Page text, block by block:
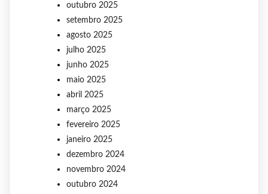
outubro 2025
setembro 2025
agosto 2025
julho 2025
junho 2025
maio 2025
abril 2025
março 2025
fevereiro 2025
janeiro 2025
dezembro 2024
novembro 2024
outubro 2024